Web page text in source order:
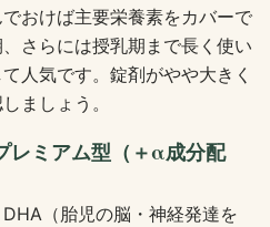
おけば主要栄養素をカバーで
さらには授乳期まで長く使い
人気です。錠剤がやや大きく
ましょう。
レミアム型（＋α成分配
（胎児の脳・神経発達を